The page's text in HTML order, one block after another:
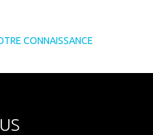
CONNAISSANCE